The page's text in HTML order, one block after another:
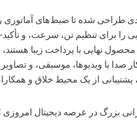
را برای تنظیم تن، سرعت، و
نهایی با پرداخت زیبا
صدا با ویدیوها، موسیقی، و تصاویر
بزرگ در عرصه دیجیتال